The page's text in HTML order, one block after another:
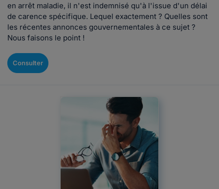
en arrêt maladie, il n'est indemnisé qu'à l'issue d'un délai
de carence spécifique. Lequel exactement ? Quelles sont
les récentes annonces gouvernementales à ce sujet ?
Nous faisons le point !
Consulter